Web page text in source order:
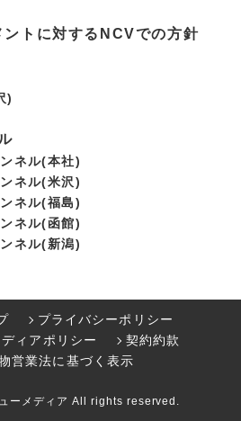
ントに対するNCVでの方針
)
ネル(本社)
ネル(米沢)
ネル(福島)
ネル(函館)
ネル(新潟)
プライバシーポリシー
ィアポリシー
契約約款
営業法に基づく表示
ーメディア All rights reserved.